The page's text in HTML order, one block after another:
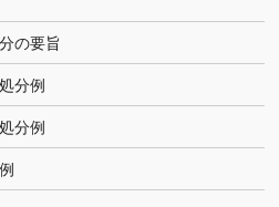
の要旨
分例
分例